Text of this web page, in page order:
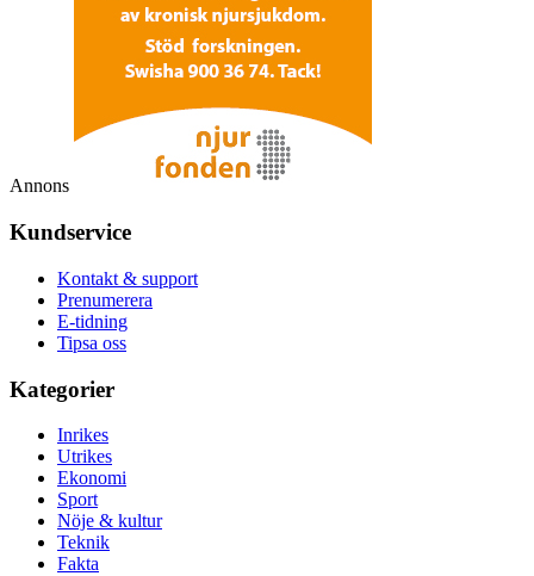
Annons
Kundservice
Kontakt & support
Prenumerera
E-tidning
Tipsa oss
Kategorier
Inrikes
Utrikes
Ekonomi
Sport
Nöje & kultur
Teknik
Fakta